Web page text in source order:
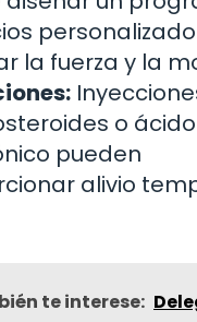
la fuerza y la
o ácido
pueden
alivio
te interese: